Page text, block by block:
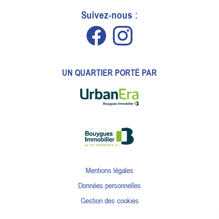
UN QUARTIER PORTÉ PAR
Suivez-nous :
Mentions légales
Données personnelles
Gestion des cookies